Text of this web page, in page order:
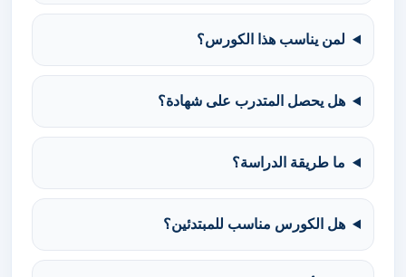
لمن يناسب هذا الكورس؟
هل يحصل المتدرب على شهادة؟
ما طريقة الدراسة؟
هل الكورس مناسب للمبتدئين؟